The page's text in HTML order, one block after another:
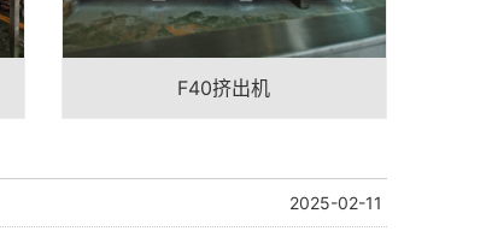
F40挤出机
2025-02-11